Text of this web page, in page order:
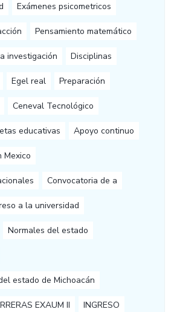
Exámenes psicometricos
Pensamiento matemático
investigación Disciplinas
Egel real Preparación
Ceneval Tecnológico
educativas Apoyo continuo
Mexico
Convocatoria de a
a la universidad
Normales del estado
estado de Michoacán
EXAUM II INGRESO